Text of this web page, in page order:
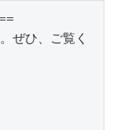
ぜひ、ご覧く